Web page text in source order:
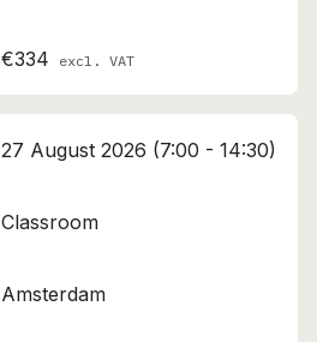
€334 excl. VAT
27 August 2026 (7:00 - 14:30)
Classroom
Amsterdam